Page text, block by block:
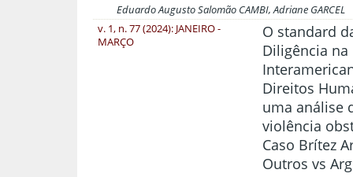
Eduardo Augusto Salomão CAMBI, Adriane GARCEL
v. 1, n. 77 (2024): JANEIRO -
MARÇO
O standard
Diligência na
Direitos
uma análise
violência
Caso Brítez
Outros vs